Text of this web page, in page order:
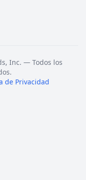
Inc. — Todos los
de Privacidad